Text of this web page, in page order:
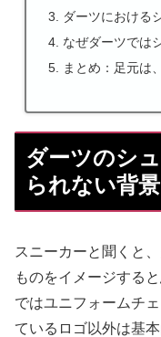
ダーツにおける
なぜダーツでは
まとめ：足元は
ダーツのシ
られない背景
スニーカーと聞くと
ものをイメージする
ではユニフォームチ
ているロゴ以外は基